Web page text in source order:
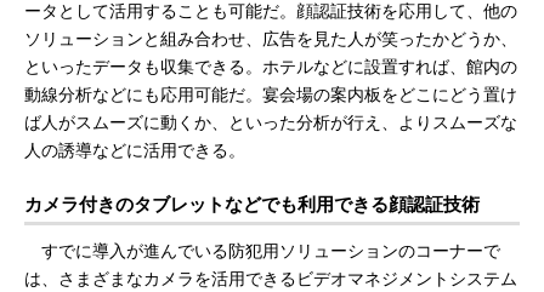
ータとして活用することも可能だ。顔認証技術を応用して、他の
ソリューションと組み合わせ、広告を見た人が笑ったかどうか、
といったデータも収集できる。ホテルなどに設置すれば、館内の
動線分析などにも応用可能だ。宴会場の案内板をどこにどう置け
ば人がスムーズに動くか、といった分析が行え、よりスムーズな
人の誘導などに活用できる。
カメラ付きのタブレットなどでも利用できる顔認証技術
すでに導入が進んでいる防犯用ソリューションのコーナーで
は、さまざまなカメラを活用できるビデオマネジメントシステム